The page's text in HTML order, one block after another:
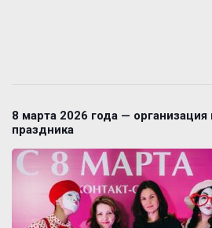
8 марта 2026 года —
праздника